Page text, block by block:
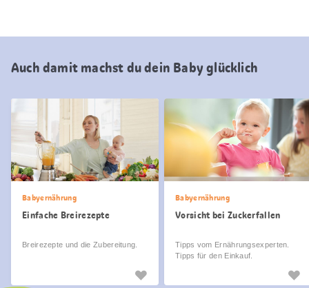
Auch damit machst du dein Baby glücklich
Babyernährung
Einfache Breirezepte
Breirezepte und die Zubereitung.
Babyernährung
Vorsicht bei Zuckerfallen
Tipps vom Ernährungsexperten.
Tipps für den Einkauf.